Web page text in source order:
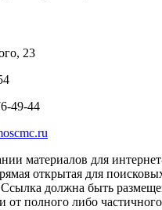
23
49-44
материалов для
открытая для
должна быть
от полного либо